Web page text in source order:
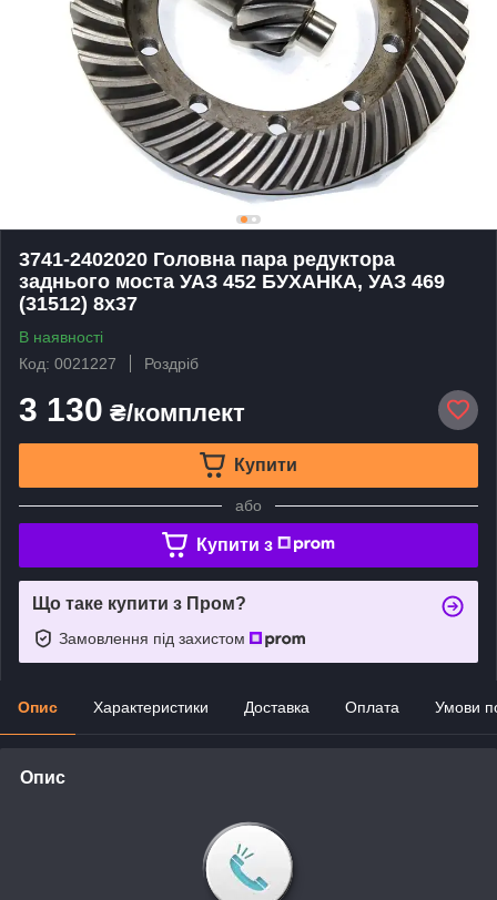
3741-2402020 Головна пара редуктора
заднього моста УАЗ 452 БУХАНКА, УАЗ 469
(31512) 8x37
В наявності
Код: 0021227
Роздріб
3 130 ₴/комплект
Купити
або
Купити з
Що таке купити з Пром?
Замовлення під захистом
Опис Характеристики Доставка Оплата Умови
Опис